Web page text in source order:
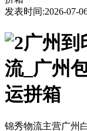
发表时间:2026-07-
广州到
流_广州
运拼箱
锦秀物流主营广州